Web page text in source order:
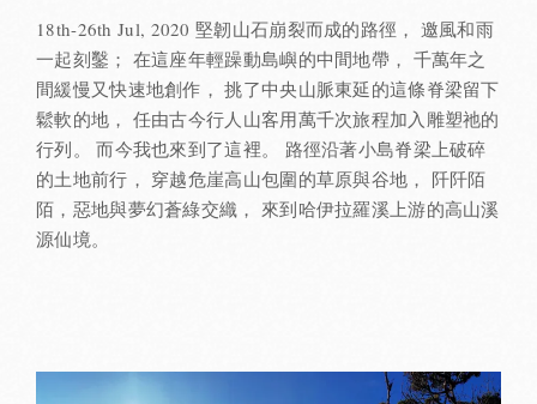
18th-26th Jul, 2020 堅韌山石崩裂而成的路徑， 邀風和雨
一起刻鑿； 在這座年輕躁動島嶼的中間地帶， 千萬年之
間緩慢又快速地創作， 挑了中央山脈東延的這條脊梁留下
鬆軟的地， 任由古今行人山客用萬千次旅程加入雕塑祂的
行列。 而今我也來到了這裡。 路徑沿著小島脊梁上破碎
的土地前行， 穿越危崖高山包圍的草原與谷地， 阡阡陌
陌，惡地與夢幻蒼綠交織， 來到哈伊拉羅溪上游的高山溪
源仙境。